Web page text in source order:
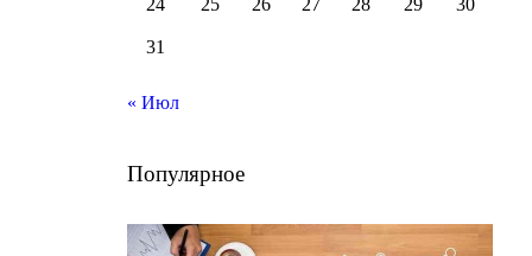
24 25 26 27 28 29 30
31
« Июл
Популярное